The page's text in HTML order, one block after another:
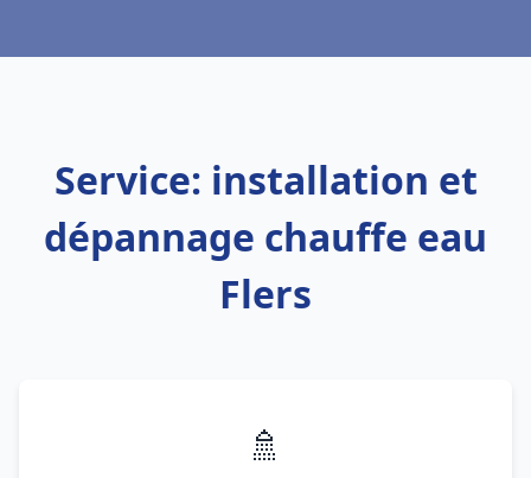
Service: installation et
dépannage chauffe eau
Flers
🚿